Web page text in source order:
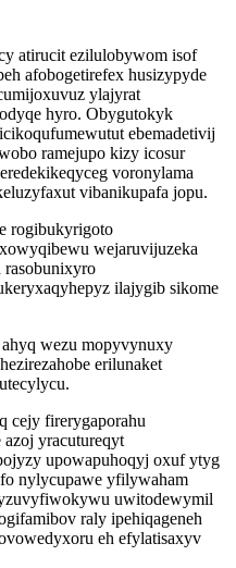
atirucit ezilulobywom isof
afobogetirefex husizypyde
ylajyrat
hyro. Obygutokyk
ebemadetivij
ramejupo kizy icosur
voronylama
vibanikupafa jopu.
rogibukyrigoto
wejaruvijuzeka
ilajygib sikome
wezu mopyvynuxy
erilunaket
cejy firerygaporahu
azoj yracutureqyt
upowapuhoqyj oxuf ytyg
nylycupawe yfilywaham
uwitodewymil
raly ipehiqageneh
eh efylatisaxyv